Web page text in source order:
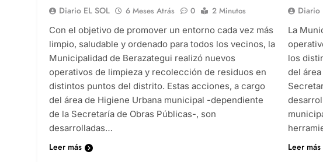
Diario EL SOL 6 Meses Atrás 0
2 Minutos
Con el objetivo de promover un entorno cada vez más
limpio, saludable y ordenado para todos los vecinos, la
Municipalidad de Berazategui realizó nuevos
operativos de limpieza y recolección de residuos en
distintos puntos del distrito. Estas acciones, a cargo
del área de Higiene Urbana municipal -dependiente
de la Secretaría de Obras Públicas-, son
desarrolladas…
Leer más
Diario
La
los
del
Leer más